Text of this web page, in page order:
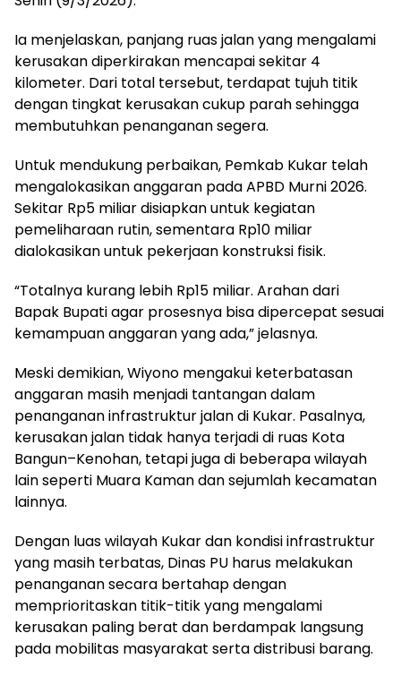
Ia menjelaskan, panjang ruas jalan yang mengalami
kerusakan diperkirakan mencapai sekitar 4
kilometer. Dari total tersebut, terdapat tujuh titik
dengan tingkat kerusakan cukup parah sehingga
membutuhkan penanganan segera.
Untuk mendukung perbaikan, Pemkab Kukar telah
mengalokasikan anggaran pada APBD Murni 2026.
Sekitar Rp5 miliar disiapkan untuk kegiatan
pemeliharaan rutin, sementara Rp10 miliar
dialokasikan untuk pekerjaan konstruksi fisik.
“Totalnya kurang lebih Rp15 miliar. Arahan dari
Bapak Bupati agar prosesnya bisa dipercepat sesuai
kemampuan anggaran yang ada,” jelasnya.
Meski demikian, Wiyono mengakui keterbatasan
anggaran masih menjadi tantangan dalam
penanganan infrastruktur jalan di Kukar. Pasalnya,
kerusakan jalan tidak hanya terjadi di ruas Kota
Bangun–Kenohan, tetapi juga di beberapa wilayah
lain seperti Muara Kaman dan sejumlah kecamatan
lainnya.
Dengan luas wilayah Kukar dan kondisi infrastruktur
yang masih terbatas, Dinas PU harus melakukan
penanganan secara bertahap dengan
memprioritaskan titik-titik yang mengalami
kerusakan paling berat dan berdampak langsung
pada mobilitas masyarakat serta distribusi barang.